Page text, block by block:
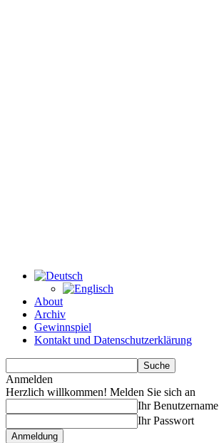
About
Archiv
Gewinnspiel
Kontakt und Datenschutzerklärung
Anmelden
Herzlich willkommen! Melden Sie sich an
Ihr Benutzername
Ihr Passwort